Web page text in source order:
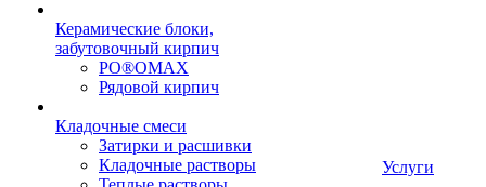
Керамические блоки,
забутовочный кирпич
PO®OMAX
Рядовой кирпич
Кладочные смеси
Затирки и расшивки
Кладочные растворы
Услуги